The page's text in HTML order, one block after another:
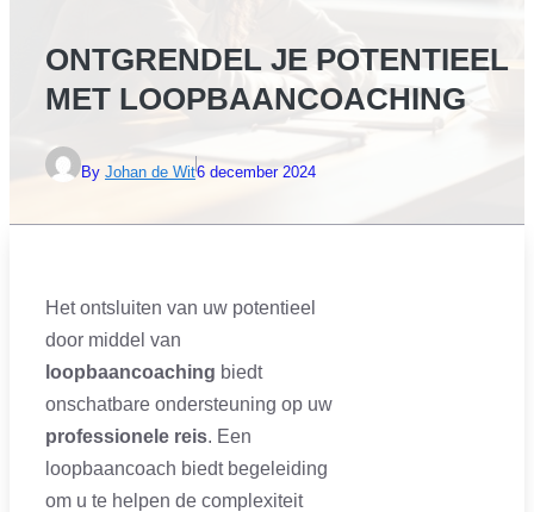
ONTGRENDEL JE POTENTIEEL
MET LOOPBAANCOACHING
By Johan de Wit6 december 2024
Het ontsluiten van uw potentieel
door middel van
loopbaancoaching biedt
onschatbare ondersteuning op uw
professionele reis. Een
loopbaancoach biedt begeleiding
om u te helpen de complexiteit